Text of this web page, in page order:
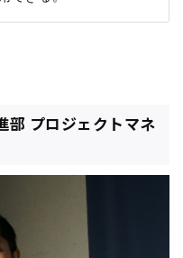
部 プロジェクトマネ